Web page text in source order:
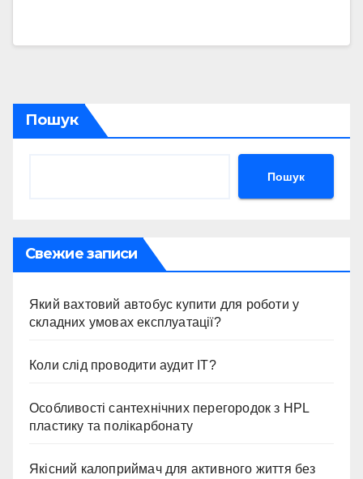
Пошук
Пошук
Свежие записи
Який вахтовий автобус купити для роботи у
складних умовах експлуатації?
Коли слід проводити аудит ІТ?
Особливості сантехнічних перегородок з HPL
пластику та полікарбонату
Якісний калоприймач для активного життя без